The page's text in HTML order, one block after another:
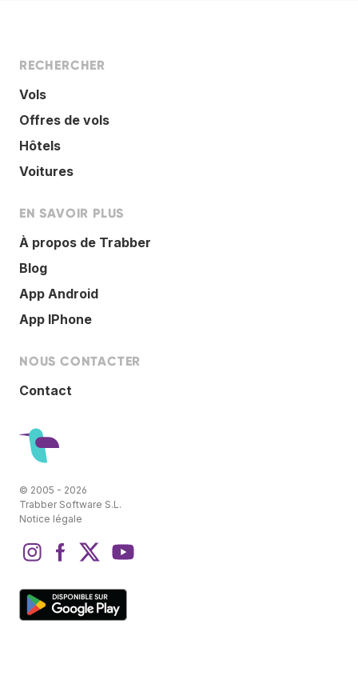
RECHERCHER
Vols
Offres de vols
Hôtels
Voitures
EN SAVOIR PLUS
À propos de Trabber
Blog
App Android
App IPhone
NOUS CONTACTER
Contact
© 2005 - 2026
Trabber Software S.L.
Notice légale